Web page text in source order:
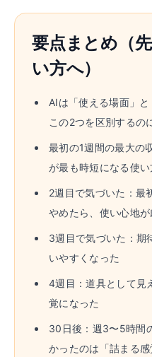
要点まとめ（
い方へ）
AIは「使える場面」
この2つを区別するの
最初の1週間の最大の
が最も時短になる使い
2週目で気づいた：最
やめたら、使い心地が
3週目で気づいた：期
いやすくなった
4週目：道具として見
覚になった
30日後：週3〜5時間
かったのは「詰まる